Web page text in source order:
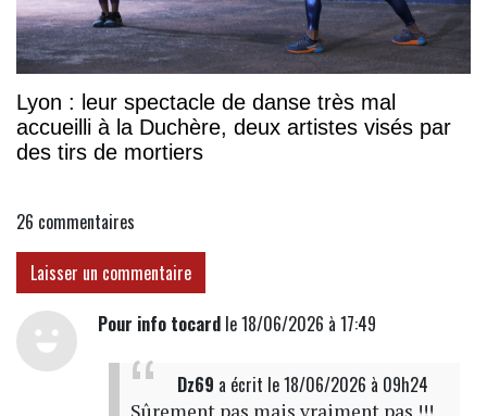
Lyon : leur spectacle de danse très mal
accueilli à la Duchère, deux artistes visés par
des tirs de mortiers
26 commentaires
Laisser un commentaire
Pour info tocardle 18/06/2026 à 17:49
Dz69 a écrit le 18/06/2026 à 09h24